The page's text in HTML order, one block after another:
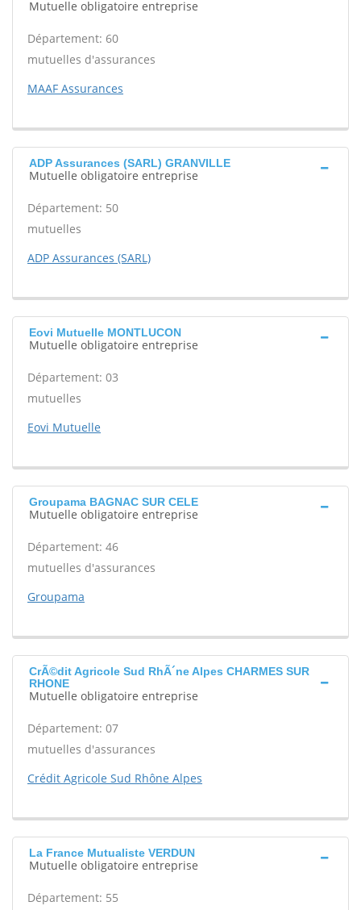
Mutuelle obligatoire entreprise
Département: 60
mutuelles d'assurances
MAAF Assurances
ADP Assurances (SARL) GRANVILLE
Mutuelle obligatoire entreprise
Département: 50
mutuelles
ADP Assurances (SARL)
Eovi Mutuelle MONTLUCON
Mutuelle obligatoire entreprise
Département: 03
mutuelles
Eovi Mutuelle
Groupama BAGNAC SUR CELE
Mutuelle obligatoire entreprise
Département: 46
mutuelles d'assurances
Groupama
CrÃ©dit Agricole Sud RhÃ´ne Alpes CHARMES SUR
RHONE
Mutuelle obligatoire entreprise
Département: 07
mutuelles d'assurances
Crédit Agricole Sud Rhône Alpes
La France Mutualiste VERDUN
Mutuelle obligatoire entreprise
Département: 55